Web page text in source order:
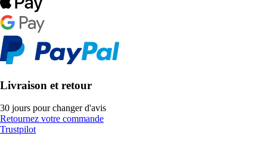
Livraison et retour
30 jours pour changer d'avis
Retournez votre commande
Trustpilot